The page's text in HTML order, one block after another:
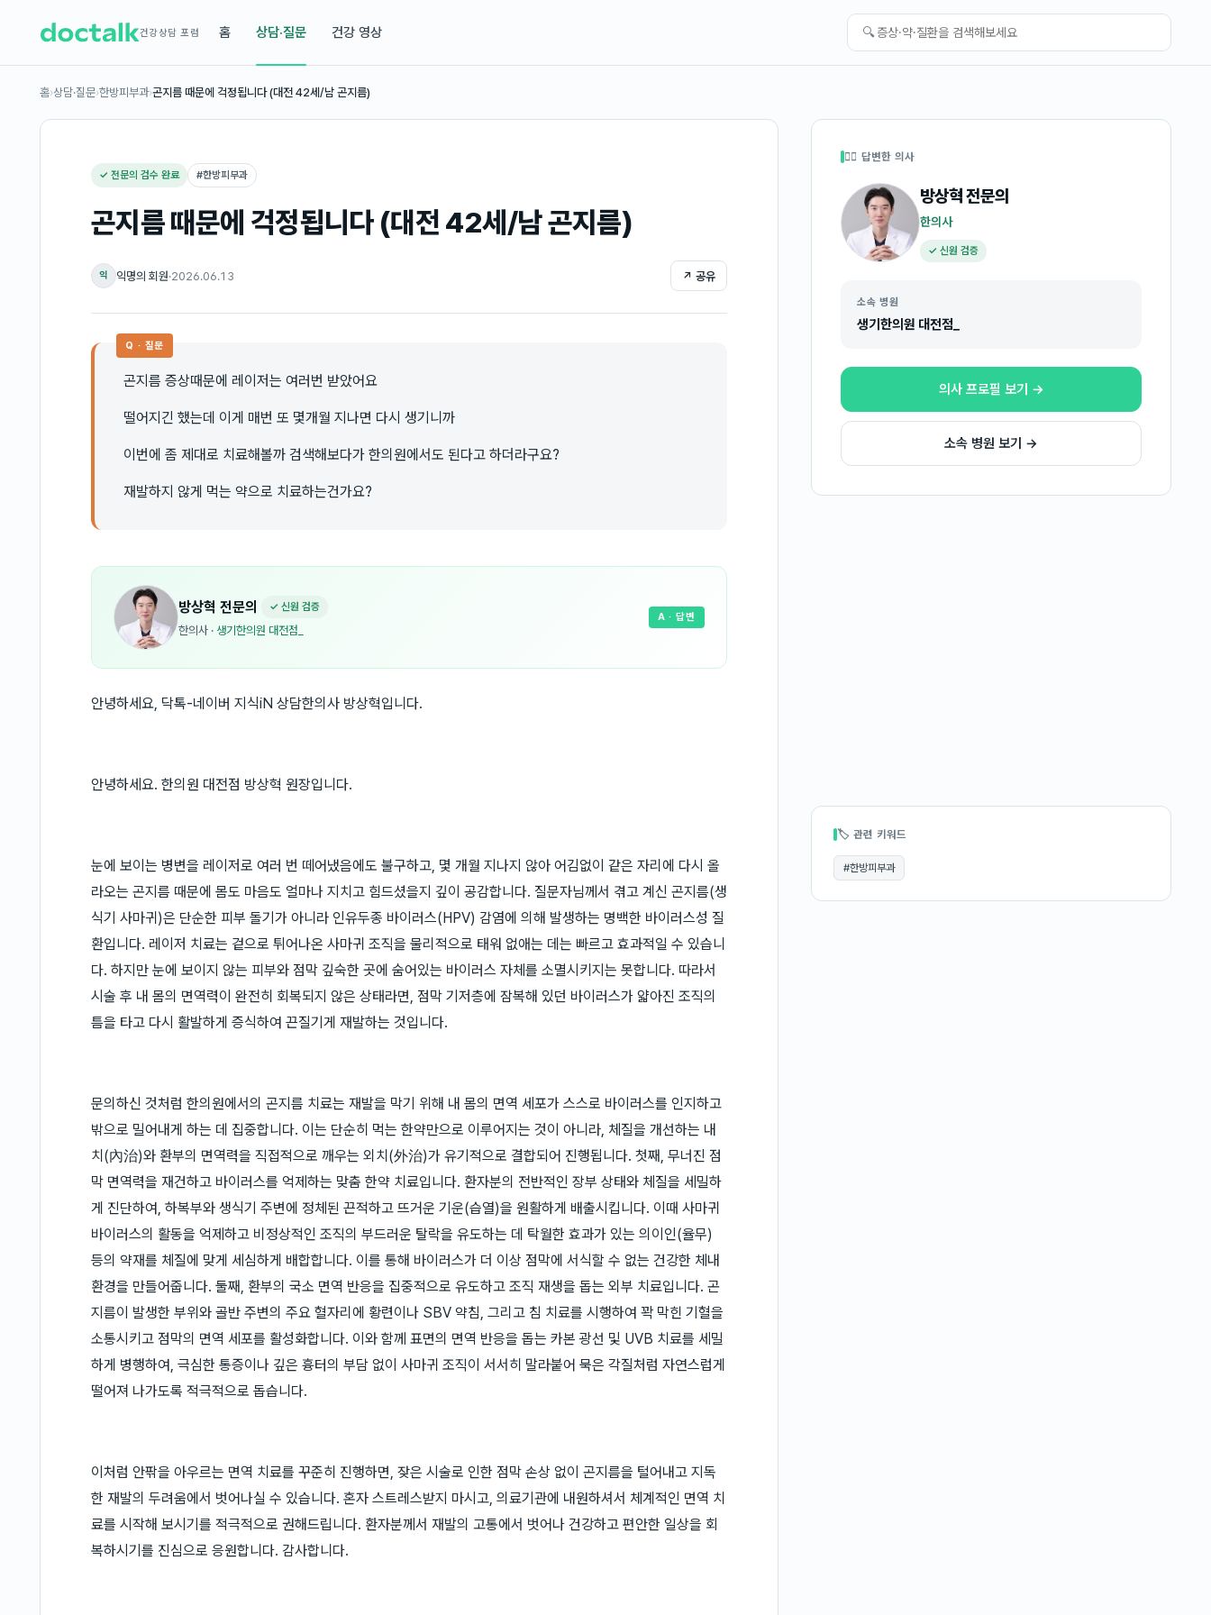
건강상담 포럼 홈 상담·질문 건강 영상 🔍
홈›상담·질문›한방피부과›곤지름 때문에 걱정됩니다 (대전 42세/남 곤지름)
✓ 전문의 검수 완료 #한방피부과
곤지름 때문에 걱정됩니다 (대전 42세/남 곤지름)
익 익명의 회원·2026.06.13 ↗ 공유
Q · 질문
곤지름 증상때문에 레이저는 여러번 받았어요
떨어지긴 했는데 이게 매번 또 몇개월 지나면 다시 생기니까
이번에 좀 제대로 치료해볼까 검색해보다가 한의원에서도 된다고 하더라구요?
재발하지 않게 먹는 약으로 치료하는건가요?
방상혁 전문의 ✓ 신원 검증
한의사 · 생기한의원 대전점_
A · 답변
안녕하세요, 닥톡-네이버 지식iN 상담한의사 방상혁입니다.
안녕하세요. 한의원 대전점 방상혁 원장입니다.
눈에 보이는 병변을 레이저로 여러 번 떼어냈음에도 불구하고, 몇 개월 지나지 않아 어김없이 같은 자리에 다시 올
라오는 곤지름 때문에 몸도 마음도 얼마나 지치고 힘드셨을지 깊이 공감합니다. 질문자님께서 겪고 계신 곤지름(생
식기 사마귀)은 단순한 피부 돌기가 아니라 인유두종 바이러스(HPV) 감염에 의해 발생하는 명백한 바이러스성 질
환입니다. 레이저 치료는 겉으로 튀어나온 사마귀 조직을 물리적으로 태워 없애는 데는 빠르고 효과적일 수 있습니
다. 하지만 눈에 보이지 않는 피부와 점막 깊숙한 곳에 숨어있는 바이러스 자체를 소멸시키지는 못합니다. 따라서
시술 후 내 몸의 면역력이 완전히 회복되지 않은 상태라면, 점막 기저층에 잠복해 있던 바이러스가 얇아진 조직의
틈을 타고 다시 활발하게 증식하여 끈질기게 재발하는 것입니다.
문의하신 것처럼 한의원에서의 곤지름 치료는 재발을 막기 위해 내 몸의 면역 세포가 스스로 바이러스를 인지하고
밖으로 밀어내게 하는 데 집중합니다. 이는 단순히 먹는 한약만으로 이루어지는 것이 아니라, 체질을 개선하는 내
치(內治)와 환부의 면역력을 직접적으로 깨우는 외치(外治)가 유기적으로 결합되어 진행됩니다. 첫째, 무너진 점
막 면역력을 재건하고 바이러스를 억제하는 맞춤 한약 치료입니다. 환자분의 전반적인 장부 상태와 체질을 세밀하
게 진단하여, 하복부와 생식기 주변에 정체된 끈적하고 뜨거운 기운(습열)을 원활하게 배출시킵니다. 이때 사마귀
바이러스의 활동을 억제하고 비정상적인 조직의 부드러운 탈락을 유도하는 데 탁월한 효과가 있는 의이인(율무)
등의 약재를 체질에 맞게 세심하게 배합합니다. 이를 통해 바이러스가 더 이상 점막에 서식할 수 없는 건강한 체내
환경을 만들어줍니다. 둘째, 환부의 국소 면역 반응을 집중적으로 유도하고 조직 재생을 돕는 외부 치료입니다. 곤
지름이 발생한 부위와 골반 주변의 주요 혈자리에 황련이나 SBV 약침, 그리고 침 치료를 시행하여 꽉 막힌 기혈을
소통시키고 점막의 면역 세포를 활성화합니다. 이와 함께 표면의 면역 반응을 돕는 카본 광선 및 UVB 치료를 세밀
하게 병행하여, 극심한 통증이나 깊은 흉터의 부담 없이 사마귀 조직이 서서히 말라붙어 묵은 각질처럼 자연스럽게
떨어져 나가도록 적극적으로 돕습니다.
이처럼 안팎을 아우르는 면역 치료를 꾸준히 진행하면, 잦은 시술로 인한 점막 손상 없이 곤지름을 털어내고 지독
한 재발의 두려움에서 벗어나실 수 있습니다. 혼자 스트레스받지 마시고, 의료기관에 내원하셔서 체계적인 면역 치
료를 시작해 보시기를 적극적으로 권해드립니다. 환자분께서 재발의 고통에서 벗어나 건강하고 편안한 일상을 회
복하시기를 진심으로 응원합니다. 감사합니다.
👩‍⚕️ 답변한 의사
방상혁전문의
한의사
✓ 신원 검증
소속 병원
생기한의원 대전점_
의사 프로필 보기 →
소속 병원 보기 →
🏷 관련 키워드
#한방피부과